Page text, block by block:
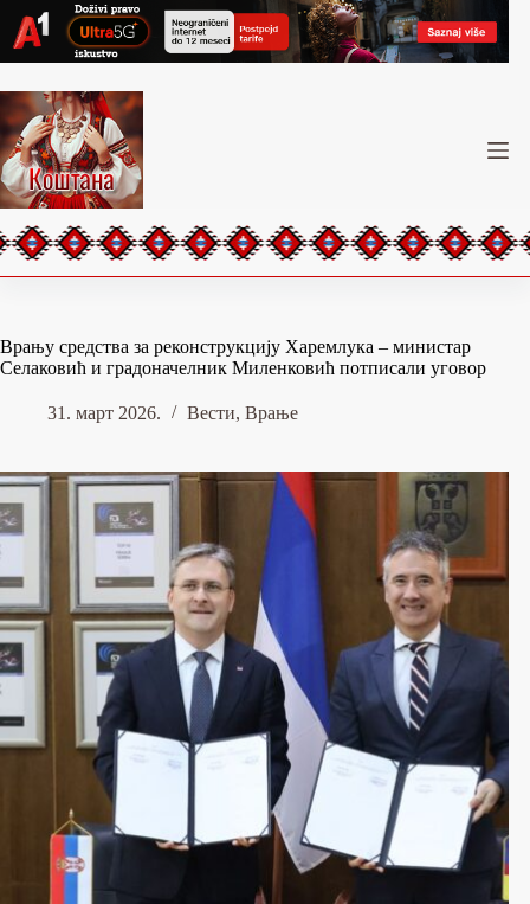
content
Врању средства за реконструкцију Харемлука – министар
Селаковић и градоначелник Миленковић потписали уговор
31. март 2026. Вести, Врање